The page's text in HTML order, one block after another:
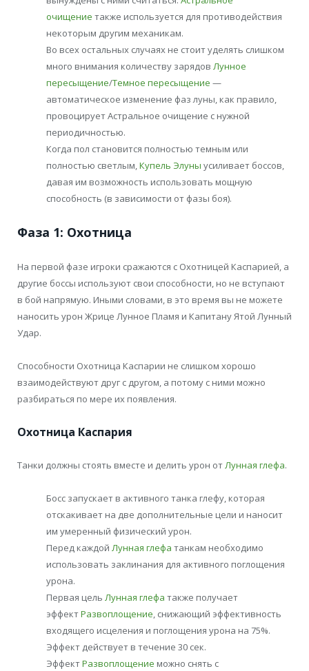
очищение также используется для противодействия
некоторым другим механикам.
Во всех остальных случаях не стоит уделять слишком
много внимания количеству зарядов Лунное
пересыщение/Темное пересыщение —
автоматическое изменение фаз луны, как правило,
провоцирует Астральное очищение с нужной
периодичностью.
Когда пол становится полностью темным или
полностью светлым, Купель Элуны усиливает боссов,
давая им возможность использовать мощную
способность (в зависимости от фазы боя).
Фаза 1: Охотница
На первой фазе игроки сражаются с Охотницей Каспарией, а
другие боссы используют свои способности, но не вступают
в бой напрямую. Иными словами, в это время вы не можете
наносить урон Жрице Лунное Пламя и Капитану Ятой Лунный
Удар.
Способности Охотница Каспарии не слишком хорошо
взаимодействуют друг с другом, а потому с ними можно
разбираться по мере их появления.
Охотница Каспария
Танки должны стоять вместе и делить урон отЛунная глефа.
Босс запускает в активного танка глефу, которая
отскакивает на две дополнительные цели и наносит
им умеренный физический урон.
Перед каждой Лунная глефа танкам необходимо
использовать заклинания для активного поглощения
урона.
Первая цель Лунная глефа также получает
эффектРазвоплощение, снижающий эффективность
входящего исцеления и поглощения урона на 75%.
Эффект действует в течение 30 сек.
ЭффектРазвоплощение можно снять с